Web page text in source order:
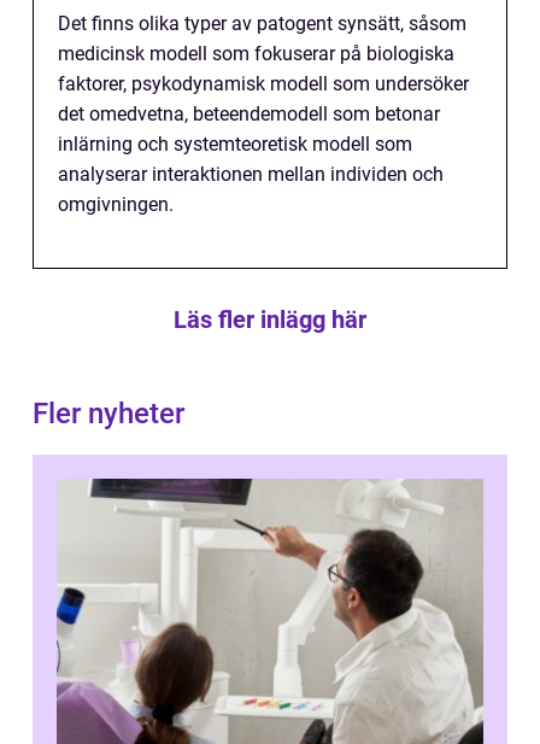
Det finns olika typer av patogent synsätt, såsom
medicinsk modell som fokuserar på biologiska
faktorer, psykodynamisk modell som undersöker
det omedvetna, beteendemodell som betonar
inlärning och systemteoretisk modell som
analyserar interaktionen mellan individen och
omgivningen.
Läs fler inlägg här
Fler nyheter